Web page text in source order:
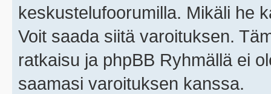
keskustelufoorumilla. Mikäli he
Voit saada siitä varoituksen.
ratkaisu ja phpBB Ryhmällä ei
saamasi varoituksen kanssa.